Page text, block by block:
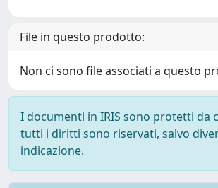
File in questo prodotto:
Non ci sono file associati a questo
I documenti in IRIS sono protetti da
tutti i diritti sono riservati, salvo
indicazione.